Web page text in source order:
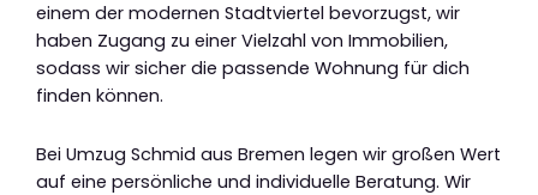
einem der modernen Stadtviertel bevorzugst, wir
haben Zugang zu einer Vielzahl von Immobilien,
sodass wir sicher die passende Wohnung für dich
finden können.
Bei Umzug Schmid aus Bremen legen wir großen Wert
auf eine persönliche und individuelle Beratung. Wir